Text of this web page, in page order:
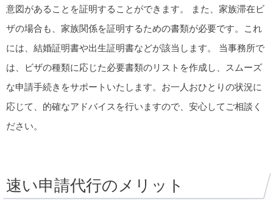
意図があることを証明することができます。 また、家族滞在ビ
ザの場合も、家族関係を証明するための書類が必要です。これ
には、結婚証明書や出生証明書などが該当します。 当事務所で
は、ビザの種類に応じた必要書類のリストを作成し、スムーズ
な申請手続きをサポートいたします。お一人おひとりの状況に
応じて、的確なアドバイスを行いますので、安心してご相談く
ださい。
速い申請代行のメリット